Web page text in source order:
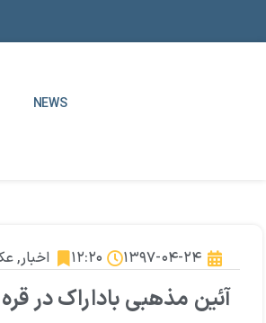
NEWS
۱۳۹۷-۰۴-۲۴ ۱۲:۲۰ اخبار,
آئین مذهبی باداراک در